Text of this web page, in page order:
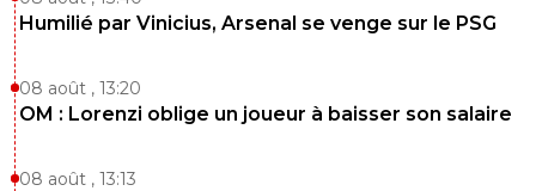
Humilié par Vinicius, Arsenal se venge sur le PSG
08 août , 13:20
OM : Lorenzi oblige un joueur à baisser son salaire
08 août , 13:13